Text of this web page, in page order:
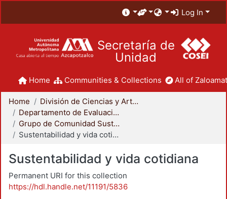
Log In
Secretaría de
Unidad
Home Communities & Collections All of
Home
División de Ciencias y Artes para el Diseño
Departamento de Evaluación del Diseño en el Tiempo
Grupo de Comunidad Sustentable
Sustentabilidad y vida cotidiana
Sustentabilidad y vida cotidiana
Permanent URI for this collection
https://hdl.handle.net/11191/5836